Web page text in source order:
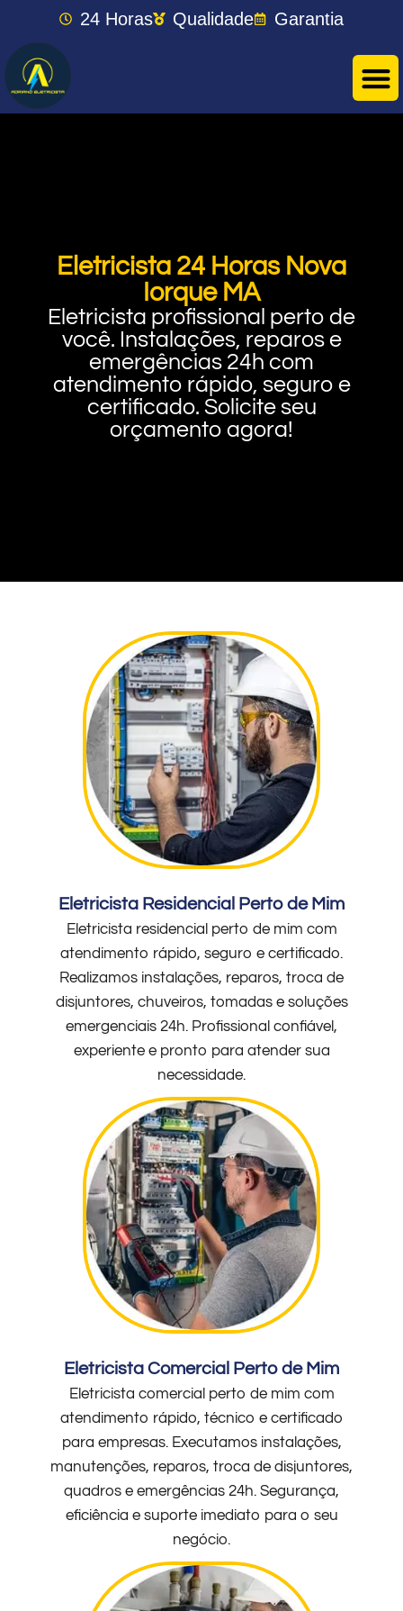
24 Horas Qualidade Garantia
Eletricista 24 Horas Nova
Iorque MA
Eletricista profissional perto de
você. Instalações, reparos e
emergências 24h com
atendimento rápido, seguro e
certificado. Solicite seu
orçamento agora!
Eletricista Residencial Perto de Mim
Eletricista residencial perto de mim com
atendimento rápido, seguro e certificado.
Realizamos instalações, reparos, troca de
disjuntores, chuveiros, tomadas e soluções
emergenciais 24h. Profissional confiável,
experiente e pronto para atender sua
necessidade.
Eletricista Comercial Perto de Mim
Eletricista comercial perto de mim com
atendimento rápido, técnico e certificado
para empresas. Executamos instalações,
manutenções, reparos, troca de disjuntores,
quadros e emergências 24h. Segurança,
eficiência e suporte imediato para o seu
negócio.